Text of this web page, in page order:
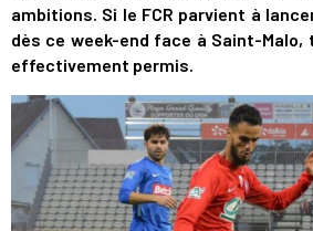
ambitions. Si le FCR parvient à
dès ce week-end face à Saint-
effectivement permis.